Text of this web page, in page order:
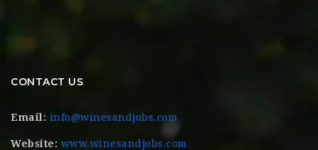
CONTACT US
Email: info@winesandjobs.com
Website: www.winesandjobs.com